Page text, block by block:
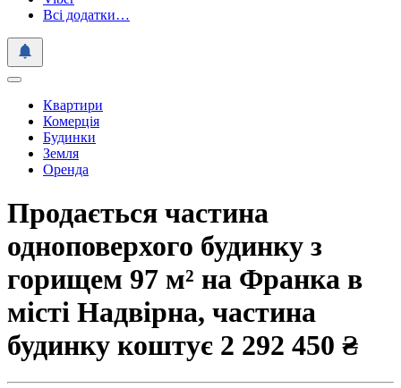
Всі додатки…
Квартири
Комерція
Будинки
Земля
Оренда
Продається частина
одноповерхого будинку з
горищем 97 м² на Франка в
місті Надвірна, частина
будинку коштує 2 292 450 ₴